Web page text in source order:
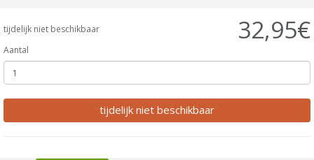
tijdelijk niet beschikbaar 32,95€
Aantal
tijdelijk niet beschikbaar